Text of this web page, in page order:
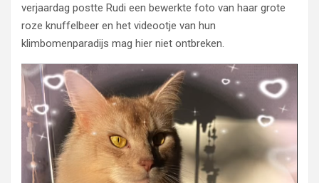
verjaardag postte Rudi een bewerkte foto van haar grote
roze knuffelbeer en het videootje van hun
klimbomenparadijs mag hier niet ontbreken.